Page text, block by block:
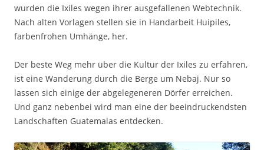
wurden die Ixiles wegen ihrer ausgefallenen Webtechnik.
Nach alten Vorlagen stellen sie in Handarbeit Huipiles,
farbenfrohen Umhänge, her.
Der beste Weg mehr über die Kultur der Ixiles zu erfahren,
ist eine Wanderung durch die Berge um Nebaj. Nur so
lassen sich einige der abgelegeneren Dörfer erreichen.
Und ganz nebenbei wird man eine der beeindruckendsten
Landschaften Guatemalas entdecken.